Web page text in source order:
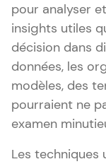
pour analyser
insights utiles
décision dans
données, les
modèles, des
pourraient ne
examen
Les techniques